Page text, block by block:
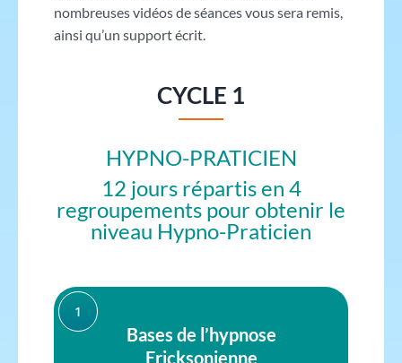
nombreuses vidéos de séances vous sera remis,
ainsi qu’un support écrit.
CYCLE 1
HYPNO-PRATICIEN
12 jours répartis en 4
regroupements pour obtenir le
niveau Hypno-Praticien
1
Bases de l’hypnose
Ericksonienne